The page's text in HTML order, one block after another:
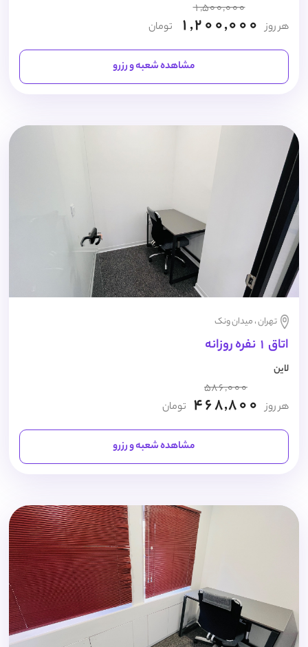
هر روز
1,500,000
1,200,000 تومان
مشاهده شعبه و رزرو
تهران ، میدان ونک
اتاق 1 نفره روزانه
لاین
هر روز
586,000
468,800 تومان
مشاهده شعبه و رزرو